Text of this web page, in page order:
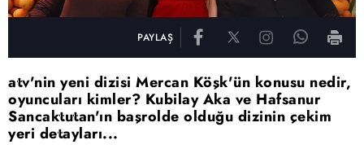
PAYLAŞ
atv'nin yeni dizisi Mercan Köşk'ün konusu nedir,
oyuncuları kimler? Kubilay Aka ve Hafsanur
Sancaktutan'ın başrolde olduğu dizinin çekim
yeri detayları...